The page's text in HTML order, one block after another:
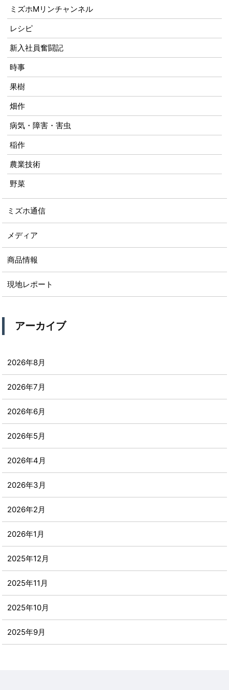
ミズホMリンチャンネル
レシピ
新入社員奮闘記
時事
果樹
畑作
病気・障害・害虫
稲作
農業技術
野菜
ミズホ通信
メディア
商品情報
現地レポート
アーカイブ
2026年8月
2026年7月
2026年6月
2026年5月
2026年4月
2026年3月
2026年2月
2026年1月
2025年12月
2025年11月
2025年10月
2025年9月